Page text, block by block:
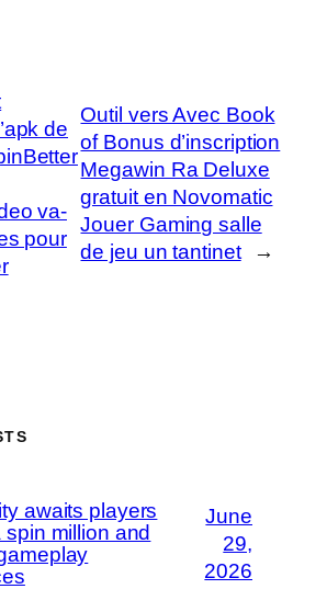
de
va-
pour
Outil vers Avec Book
of Bonus d’inscription
Megawin Ra Deluxe
gratuit en Novomatic
Jouer Gaming salle
de jeu un tantinet
→
awaits players
million and
June
29,
2026